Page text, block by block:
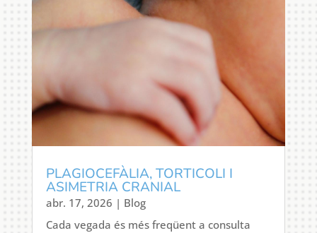
PLAGIOCEFÀLIA, TORTICOLI I
ASIMETRIA CRANIAL
abr. 17, 2026 | Blog
Cada vegada és més freqüent a consulta